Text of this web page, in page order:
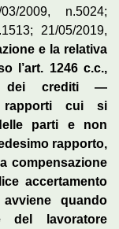
2009, n.5024;
21/05/2019,
e la relativa
l’art. 1246 c.c.,
dei crediti —
rapporti cui si
parti e non
rapporto,
compensazione
accertamento
quando
del lavoratore